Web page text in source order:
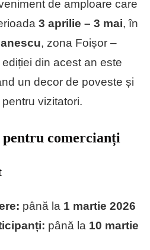
de amploare care
3 aprilie – 3 mai, în
, zona Foișor –
din acest an este
un decor de poveste și
vizitatori.
comercianți
până la 1 martie 2026
până la 10 martie